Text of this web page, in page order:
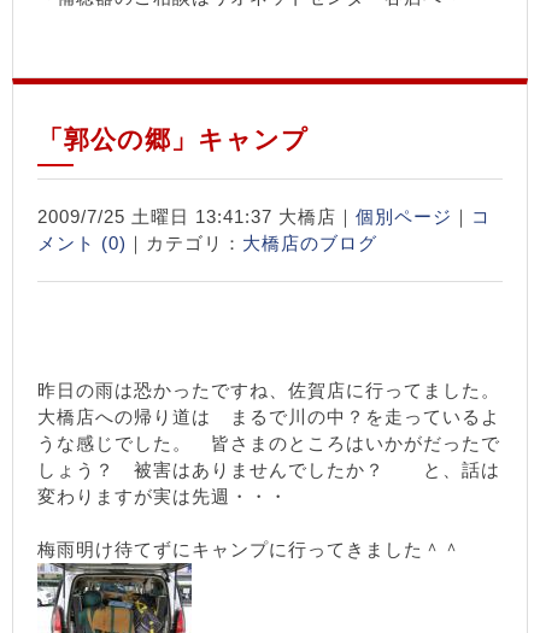
「郭公の郷」キャンプ
2009/7/25 土曜日 13:41:37 大橋店｜ 個別ページ ｜ コ
メント (0) ｜カテゴリ： 大橋店のブログ
昨日の雨は恐かったですね、佐賀店に行ってました。
大橋店への帰り道は まるで川の中？を走っているよ
うな感じでした。 皆さまのところはいかがだったで
しょう？ 被害はありませんでしたか？ と、話は
変わりますが実は先週・・・
梅雨明け待てずにキャンプに行ってきました＾＾